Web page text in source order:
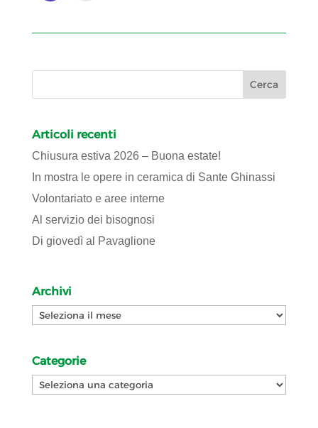
Articoli recenti
Chiusura estiva 2026 – Buona estate!
In mostra le opere in ceramica di Sante Ghinassi
Volontariato e aree interne
Al servizio dei bisognosi
Di giovedì al Pavaglione
Archivi
Archivi
Categorie
Categorie